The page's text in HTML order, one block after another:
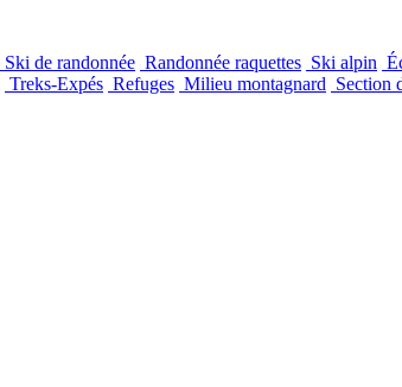
Ski de randonnée Randonnée raquettes Ski alpin
Treks-Expés Refuges Milieu montagnard Section